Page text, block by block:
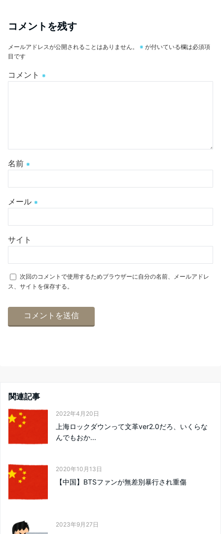
コメントを残す
メールアドレスが公開されることはありません。 ※ が付いている欄は必須項
目です
コメント ※
名前 ※
メール ※
サイト
次回のコメントで使用するためブラウザーに自分の名前、メールアドレ
ス、サイトを保存する。
関連記事
2022年4月20日
上海ロックダウンって文革ver2.0だろ、いくらな
んでもおか...
2020年10月13日
【中国】BTSファンが無差別暴行され重傷
2023年9月27日